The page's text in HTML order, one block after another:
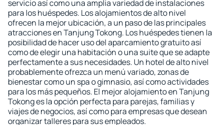
servicio así como una amplia variedad de instalaciones
para los huéspedes. Los alojamientos de alto nivel
ofrecen la mejor ubicación, a un paso de las principales
atracciones en Tanjung Tokong. Los huéspedes tienen la
posibilidad de hacer uso del aparcamiento gratuito así
como de elegir una habitación o una suite que se adapte
perfectamente a sus necesidades. Un hotel de alto nivel
probablemente ofrezca un menú variado, zonas de
bienestar como un spa o gimnasio, así como actividades
para los más pequeños. El mejor alojamiento en Tanjung
Tokong es la opción perfecta para parejas, familias y
viajes de negocios, así como para empresas que desean
organizar talleres para sus empleados.